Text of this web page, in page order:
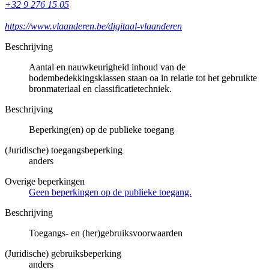
+32 9 276 15 05
https://www.vlaanderen.be/digitaal-vlaanderen
Beschrijving
Aantal en nauwkeurigheid inhoud van de
bodembedekkingsklassen staan oa in relatie tot het gebruikte
bronmateriaal en classificatietechniek.
Beschrijving
Beperking(en) op de publieke toegang
(Juridische) toegangsbeperking
anders
Overige beperkingen
Geen beperkingen op de publieke toegang.
Beschrijving
Toegangs- en (her)gebruiksvoorwaarden
(Juridische) gebruiksbeperking
anders